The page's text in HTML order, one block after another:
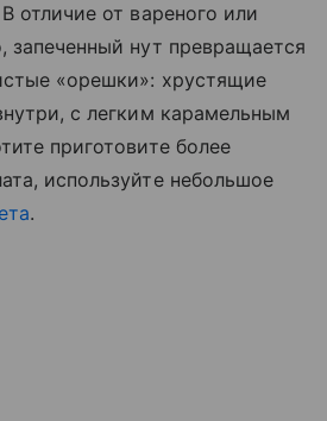
отличие от вареного или
запеченный нут превращается
«орешки»: хрустящие
с легким карамельным
приготовите более
используйте небольшое
.